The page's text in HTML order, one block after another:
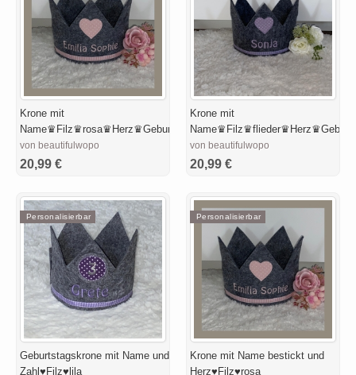
Krone mit
Name♛Filz♛rosa♛Herz♛Geburtstag
von beautifulwopo
20,99 €
Krone mit
von beautifulwopo
20,99 €
Personalisierbar
Geburtstagskrone mit Name und
Zahl♥Filz♥lila
Personalisierbar
Krone mit Name bestickt und
Herz♥Filz♥rosa